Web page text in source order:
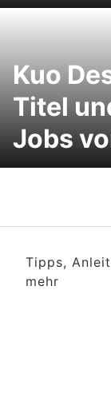
Kuo
Titel
Jobs
Tipps,
mehr